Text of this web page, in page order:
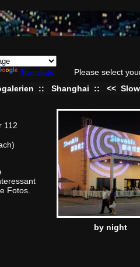
Translate
Please select
:: Shanghai :: <<
112
Fotos.
by night